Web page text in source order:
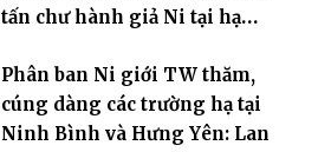
tấn chư hành giả Ni tại hạ
tỉnh
Phân ban Ni giới TW thăm,
cúng dàng các trường hạ tại
Ninh Bình và Hưng Yên: Lan